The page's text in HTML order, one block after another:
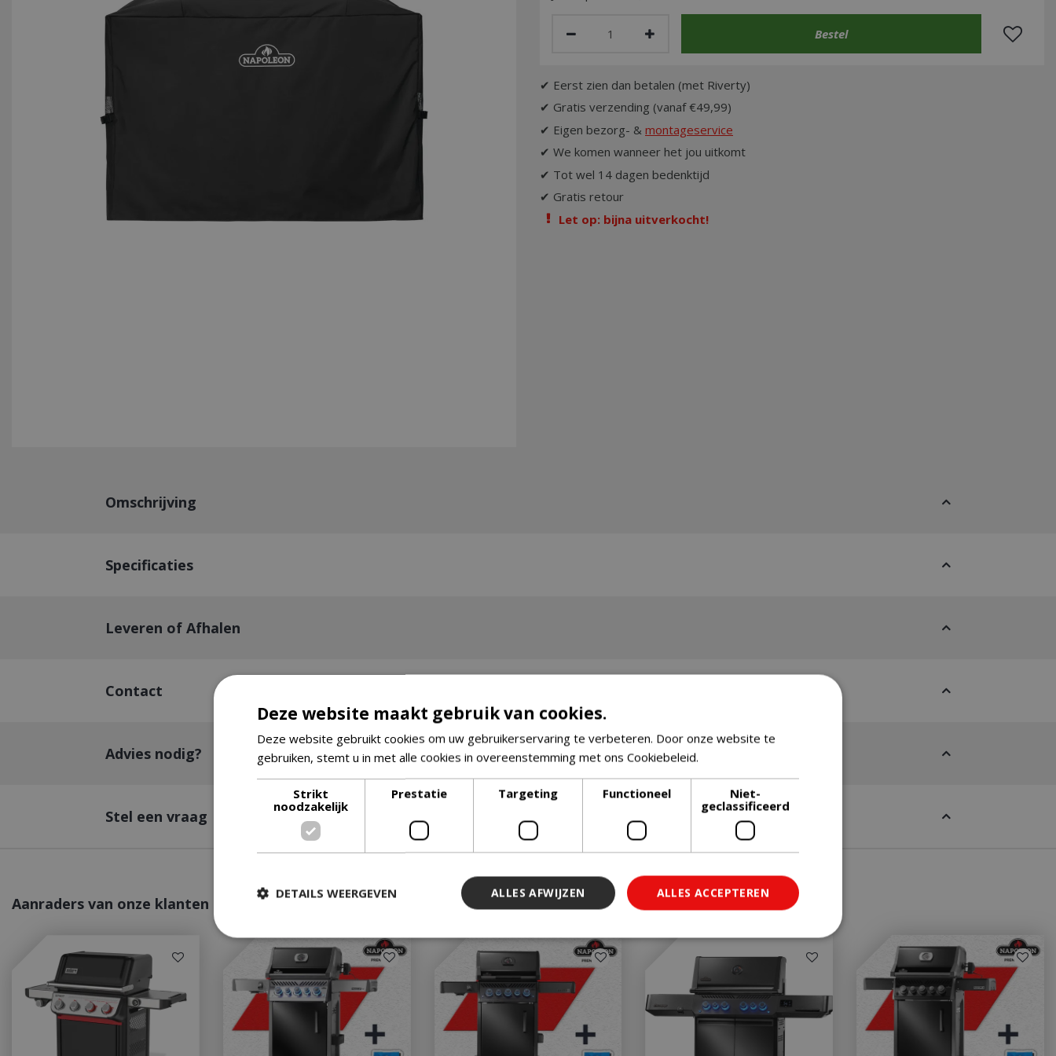
✔ Eerst zien dan betalen (met Riverty)
✔ Gratis verzending (vanaf €49,99)
✔ Eigen bezorg- & montageservice
✔ We komen wanneer het jou uitkomt
✔ Tot wel 14 dagen bedenktijd
✔ Gratis retour
Let op: bijna uitverkocht!
Omschrijving
Specificaties
Leveren of Afhalen
Contact
Advies nodig?
Stel een vraag
Aanraders van onze klanten
Deze website maakt gebruik van cookies.
Deze website gebruikt cookies om uw gebruikerservaring te verbeteren. Door onze website te
gebruiken, stemt u in met alle cookies in overeenstemming met ons Cookiebeleid.
Strikt
noodzakelijk
Prestatie Targeting Functioneel
Niet-
geclassificeerd
ALLES ACCEPTEREN
ALLES AFWIJZEN
DETAILS WEERGEVEN
Strikt noodzakelijk Targeting Functioneel Niet-geclassificeerd
Strikt noodzakelijke cookies maken de kernfunctionaliteiten van de website mogelijk, zoals gebruikersaanmelding en
accountbeheer. De website kan niet goed worden gebruikt zonder de strikt noodzakelijke cookies.
Aanbieder/
Vervaldatum Omschrijving